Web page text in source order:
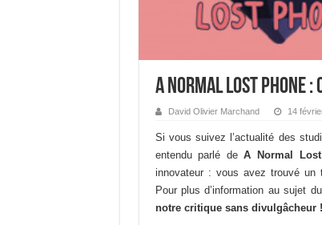
A Normal Lost Phone
David Olivier Marchand 14
Si vous suivez l’actualité des
entendu parlé deA Normal
innovateur : vous avez trouvé un
Pour plus d’information au sujet
notre critique sans divulgâcheur !